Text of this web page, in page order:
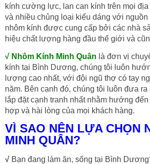
kính cường lực, lan can kính trên mọi địa
và nhiều chủng loại kiểu dáng với nguồn
nhôm kính được cung cấp bởi các nhà
hiệu chất lượng hàng đầu thế giới và
√ Nhôm Kính Minh Quân là đơn vị
kính tại Bình Dương, chúng tôi luôn
lượng cao nhất, với đội ngũ thợ có tay
năm. Bên cạnh đó, chúng tôi luôn đưa ra
lắp đặt cạnh tranh nhất nhằm hướng
hợp và hài lòng của mọi khách hàng.
VÌ SAO NÊN LỰA CHỌN
MINH QUÂN?
√ Bạn đang làm ăn, sống tại Bình